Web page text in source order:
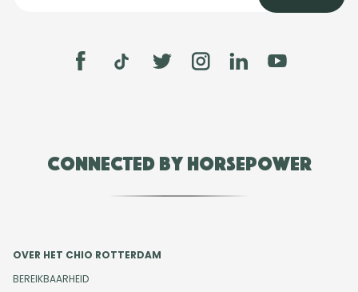
Connected by Horsepower
OVER HET CHIO ROTTERDAM
BEREIKBAARHEID